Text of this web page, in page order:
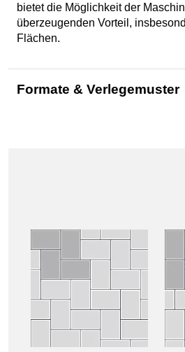
bietet die Möglichkeit der
überzeugenden Vorteil,
Flächen.
Formate & Verlegemuster